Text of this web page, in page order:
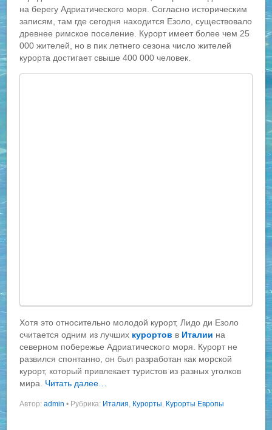
на берегу Адриатического моря. Согласно историческим
записям, там где сегодня находится Езоло, существовало
древнее римское поселение. Курорт имеет более чем 25
000 жителей, но в пик летнего сезона число жителей
курорта достигает свыше 400 000 человек.
Хотя это относительно молодой курорт, Лидо ди Езоло
считается одним из лучших курортов в Италии на
северном побережье Адриатического моря. Курорт не
развился спонтанно, он был разработан как морской
курорт, который привлекает туристов из разных уголков
мира. Читать далее…
Автор:admin • Рубрика: Италия, Курорты, Курорты Европы